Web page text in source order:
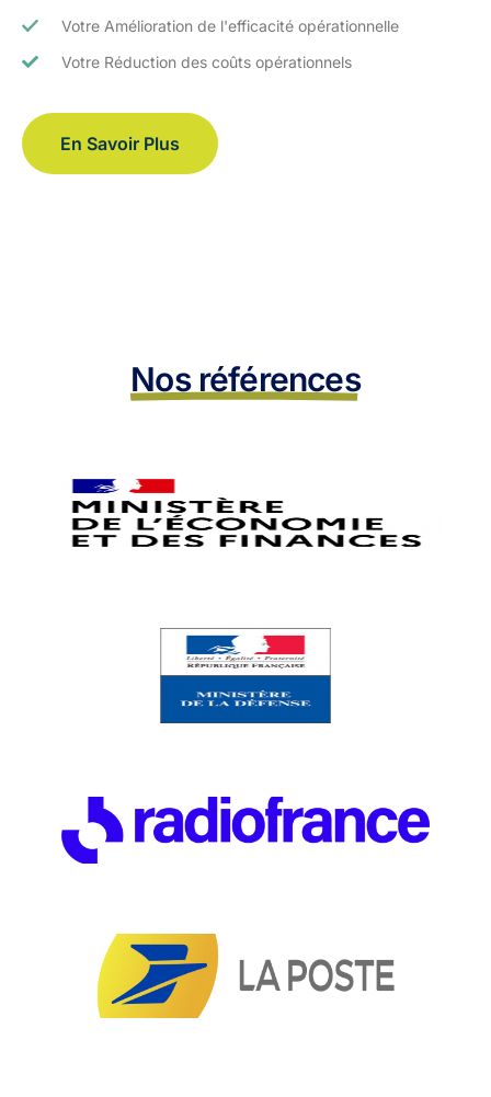
Votre Amélioration de l'efficacité opérationnelle
Votre Réduction des coûts opérationnels
En Savoir Plus
Nos références